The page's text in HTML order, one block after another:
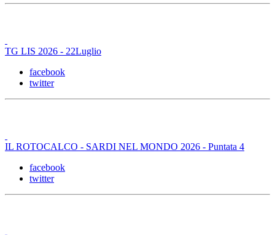
TG LIS 2026 - 22Luglio
facebook
twitter
IL ROTOCALCO - SARDI NEL MONDO 2026 - Puntata 4
facebook
twitter